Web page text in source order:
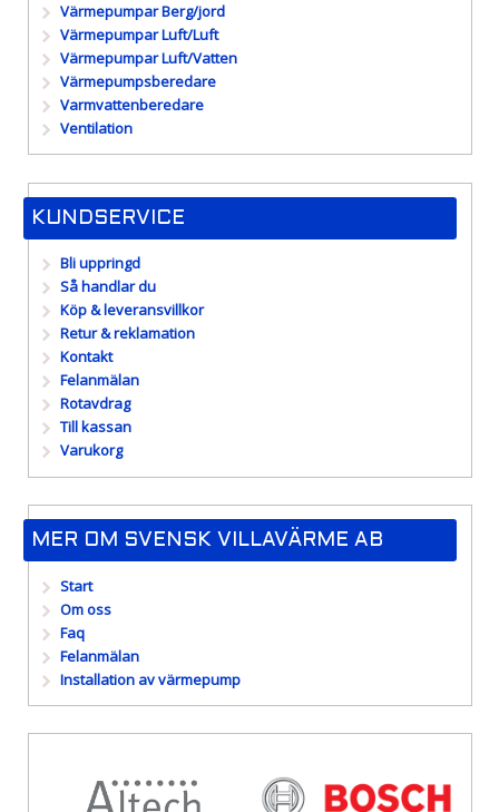
Värmepumpar Berg/jord
Värmepumpar Luft/Luft
Värmepumpar Luft/Vatten
Värmepumpsberedare
Varmvattenberedare
Ventilation
KUNDSERVICE
Bli uppringd
Så handlar du
Köp & leveransvillkor
Retur & reklamation
Kontakt
Felanmälan
Rotavdrag
Till kassan
Varukorg
MER OM SVENSK VILLAVÄRME AB
Start
Om oss
Faq
Felanmälan
Installation av värmepump